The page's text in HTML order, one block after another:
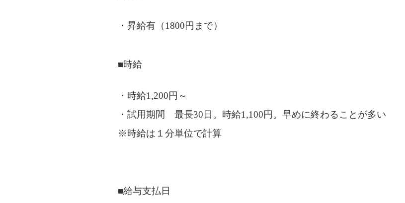
・昇給有（1800円まで）
■時給
・時給1,200円～
・試用期間 最長30日。時給1,100円。早めに終わることが多い
※時給は１分単位で計算
■給与支払日